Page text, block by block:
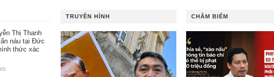
Thị Thanh
ẩn náu tại Đức
thức xác
TRUYỀN HÌNH CHÂM BIẾM